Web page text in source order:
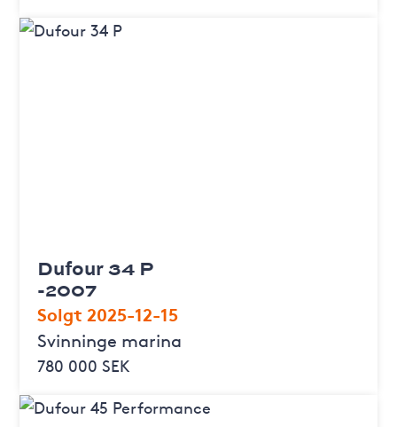
Dufour 34 P
-2007
Solgt 2025-12-15
Svinninge marina
780 000 SEK